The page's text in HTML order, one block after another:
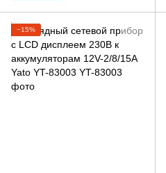
−15%